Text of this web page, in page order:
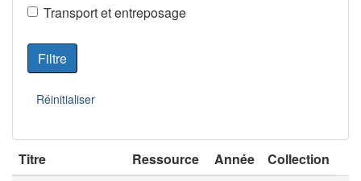
Transport et entreposage
Titre Ressource Année
Collection